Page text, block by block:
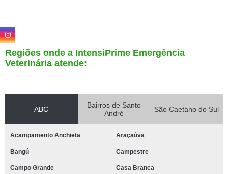
Regiões onde a IntensiPrime Emergência
Veterinária atende:
ABC
Bairros de Santo
André
São Caetano do Sul
Acampamento Anchieta Araçaúva
Bangú Campestre
Campo Grande Casa Branca